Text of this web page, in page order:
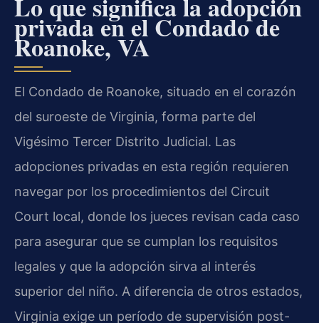
privada en el Condado de
Roanoke, VA
El Condado de Roanoke, situado en el corazón
del suroeste de Virginia, forma parte del
Vigésimo Tercer Distrito Judicial. Las
adopciones privadas en esta región requieren
navegar por los procedimientos del Circuit
Court local, donde los jueces revisan cada caso
para asegurar que se cumplan los requisitos
legales y que la adopción sirva al interés
superior del niño. A diferencia de otros estados,
Virginia exige un período de supervisión post-